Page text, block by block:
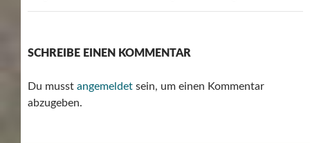
SCHREIBE EINEN KOMMENTAR
Du musst angemeldet sein, um einen Kommentar
abzugeben.